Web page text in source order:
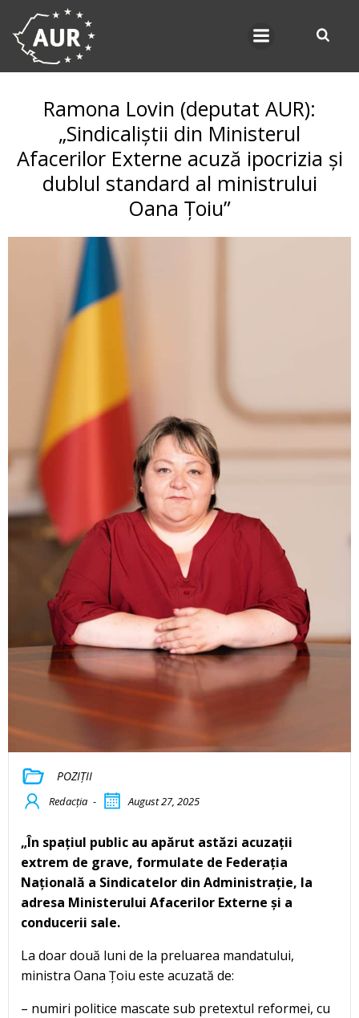
Ramona Lovin (deputat AUR):
„Sindicaliștii din Ministerul
Afacerilor Externe acuză ipocrizia și
dublul standard al ministrului
Oana Țoiu”
POZIȚII
Redacția - August 27, 2025
„În spațiul public au apărut astăzi acuzații
extrem de grave, formulate de Federația
Națională a Sindicatelor din Administrație, la
adresa Ministerului Afacerilor Externe și a
conducerii sale.
La doar două luni de la preluarea mandatului,
ministra Oana Țoiu este acuzată de:
– numiri politice mascate sub pretextul reformei, cu